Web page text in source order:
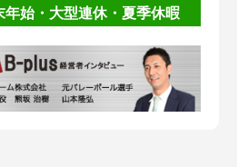
年始・大型連休・夏季休暇